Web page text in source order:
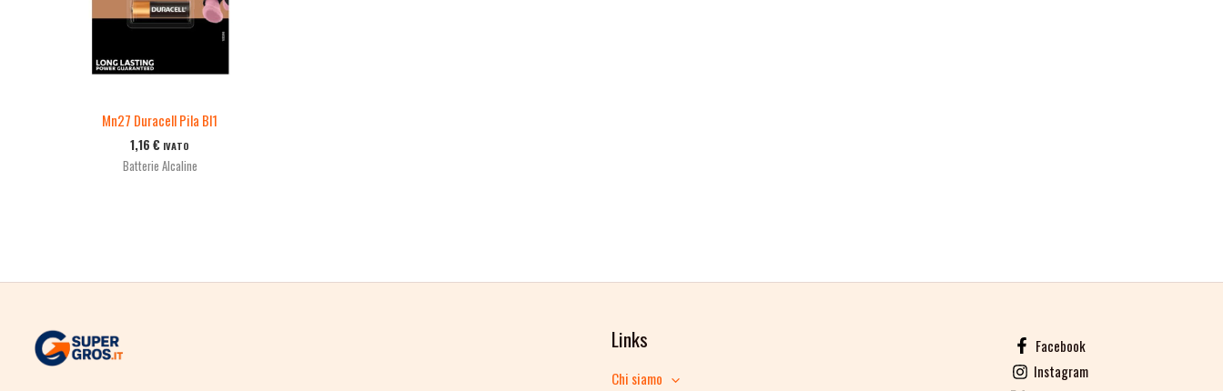
Mn27 Duracell Pila Bl1
1,16 € IVATO
Batterie Alcaline
Links
Chi siamo
Facebook
Instagram